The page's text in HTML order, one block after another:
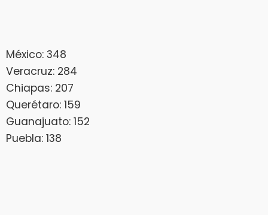
México: 348
Veracruz: 284
Chiapas: 207
Querétaro: 159
Guanajuato: 152
Puebla: 138